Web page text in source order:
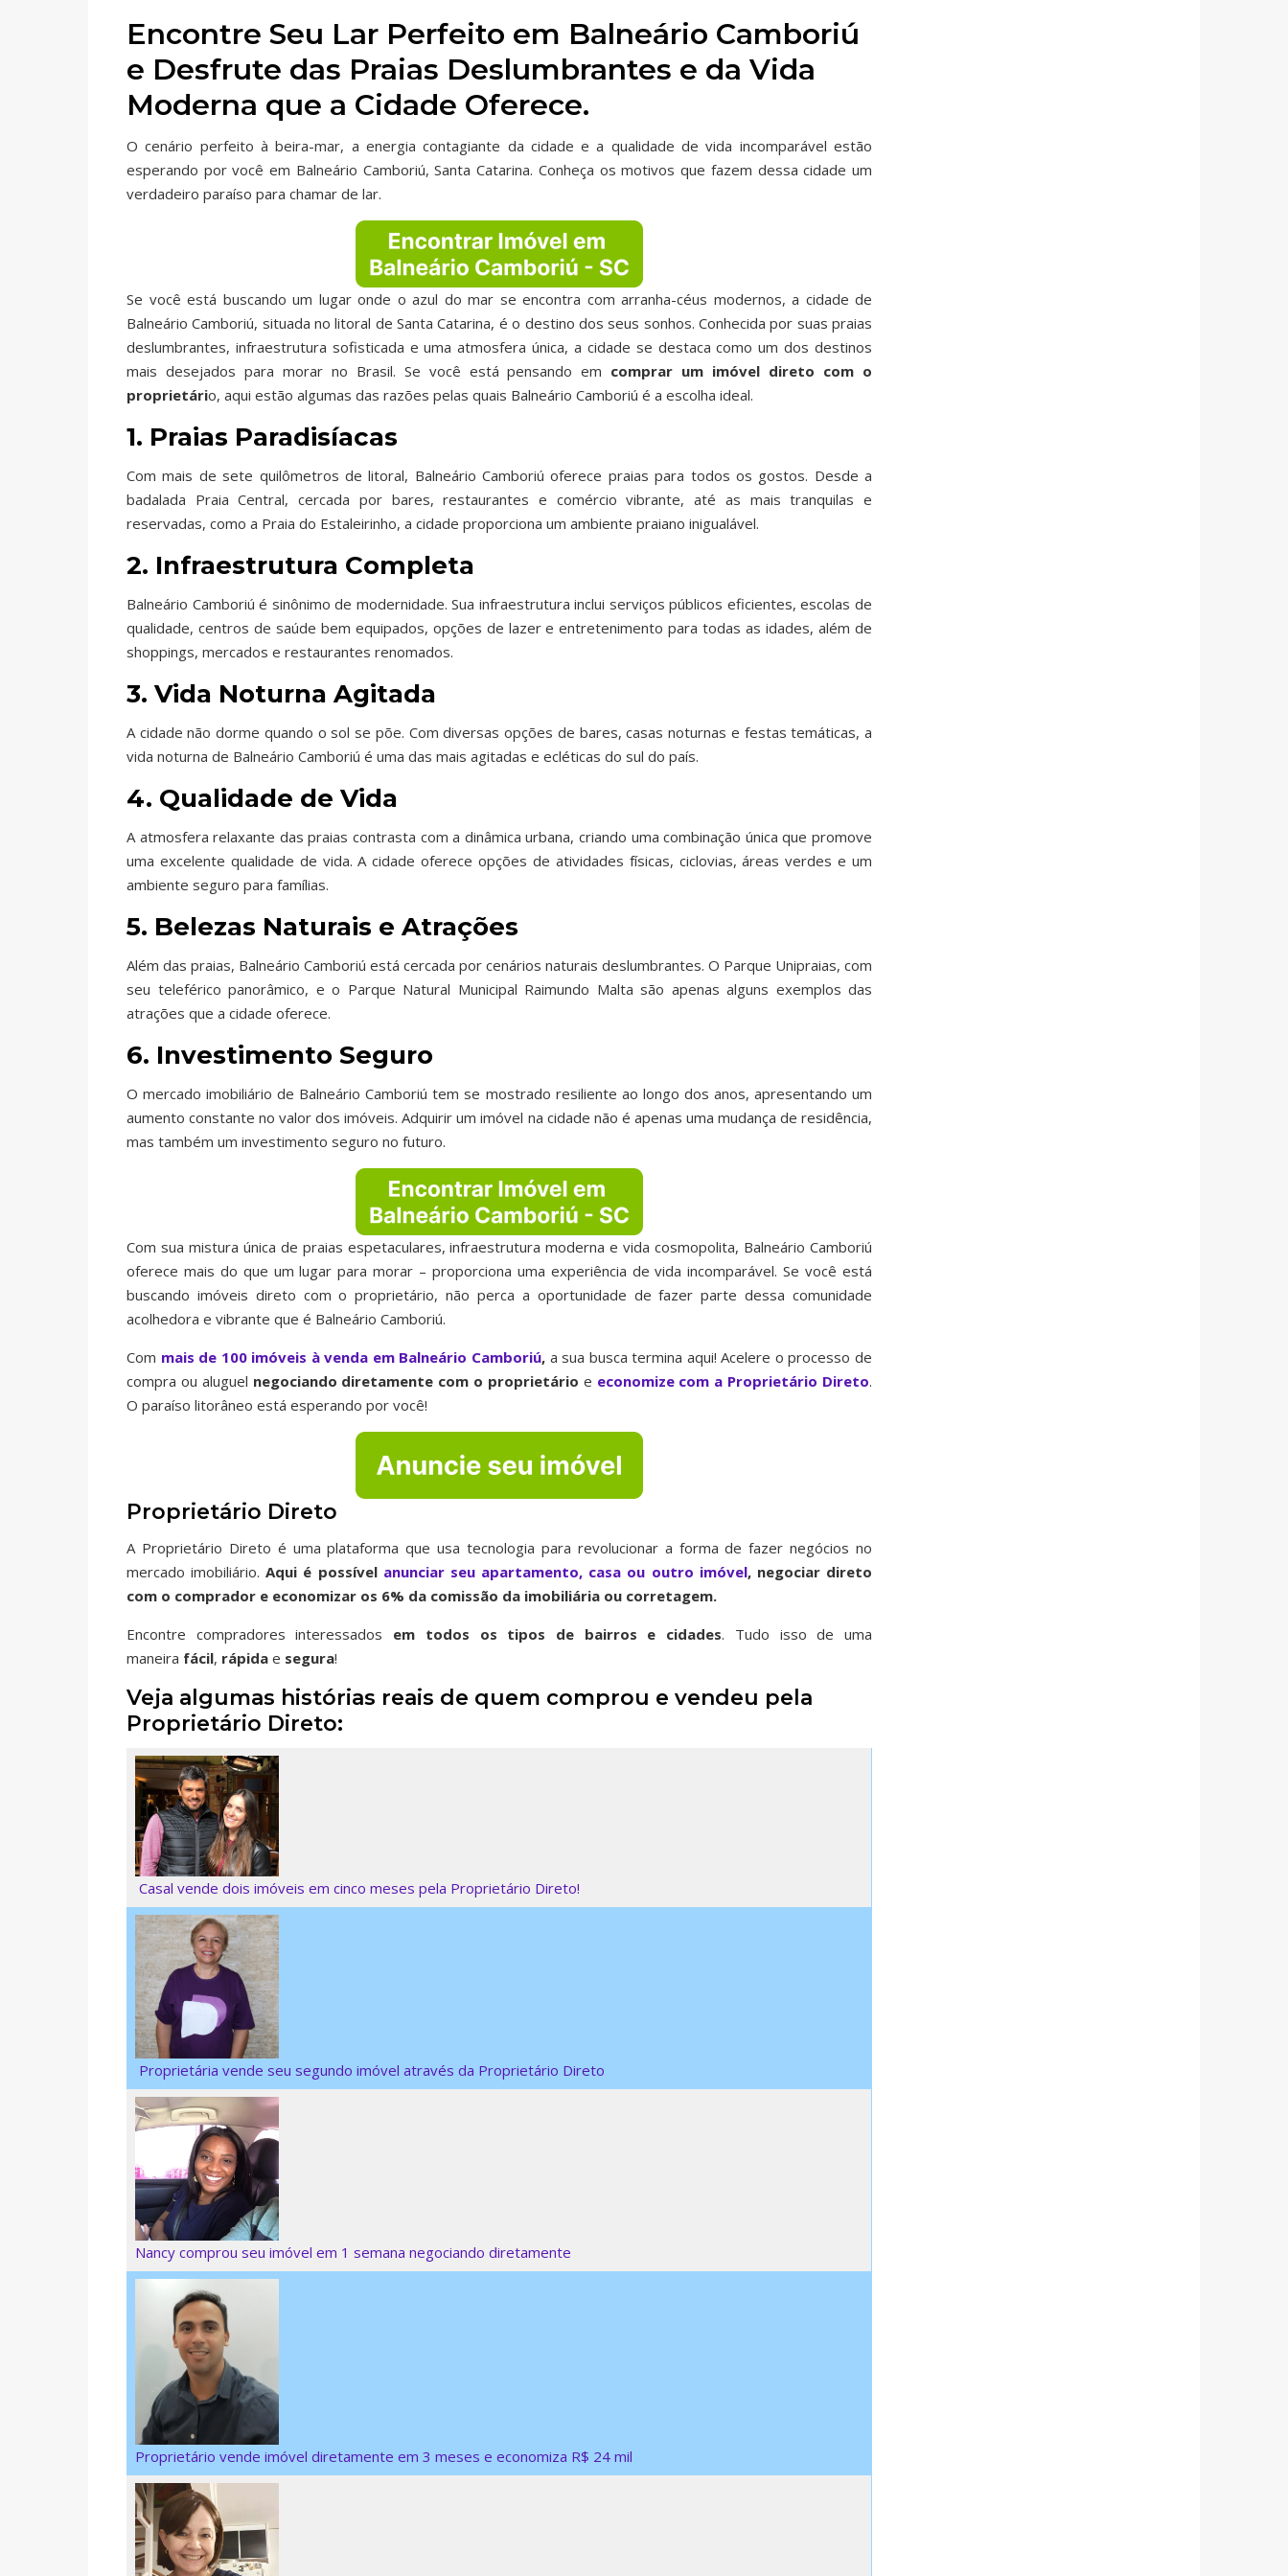
Encontre Seu Lar Perfeito em Balneário Camboriú
e Desfrute das Praias Deslumbrantes e da Vida
Moderna que a Cidade Oferece.
O cenário perfeito à beira-mar, a energia contagiante da cidade e a qualidade de vida incomparável estão
esperando por você em Balneário Camboriú, Santa Catarina. Conheça os motivos que fazem dessa cidade um
verdadeiro paraíso para chamar de lar.
Se você está buscando um lugar onde o azul do mar se encontra com arranha-céus modernos, a cidade de
Balneário Camboriú, situada no litoral de Santa Catarina, é o destino dos seus sonhos. Conhecida por suas praias
deslumbrantes, infraestrutura sofisticada e uma atmosfera única, a cidade se destaca como um dos destinos
mais desejados para morar no Brasil. Se você está pensando em comprar um imóvel direto com o
proprietário, aqui estão algumas das razões pelas quais Balneário Camboriú é a escolha ideal.
1. Praias Paradisíacas
Com mais de sete quilômetros de litoral, Balneário Camboriú oferece praias para todos os gostos. Desde a
badalada Praia Central, cercada por bares, restaurantes e comércio vibrante, até as mais tranquilas e
reservadas, como a Praia do Estaleirinho, a cidade proporciona um ambiente praiano inigualável.
2. Infraestrutura Completa
Balneário Camboriú é sinônimo de modernidade. Sua infraestrutura inclui serviços públicos eficientes, escolas de
qualidade, centros de saúde bem equipados, opções de lazer e entretenimento para todas as idades, além de
shoppings, mercados e restaurantes renomados.
3. Vida Noturna Agitada
A cidade não dorme quando o sol se põe. Com diversas opções de bares, casas noturnas e festas temáticas, a
vida noturna de Balneário Camboriú é uma das mais agitadas e ecléticas do sul do país.
4. Qualidade de Vida
A atmosfera relaxante das praias contrasta com a dinâmica urbana, criando uma combinação única que promove
uma excelente qualidade de vida. A cidade oferece opções de atividades físicas, ciclovias, áreas verdes e um
ambiente seguro para famílias.
5. Belezas Naturais e Atrações
Além das praias, Balneário Camboriú está cercada por cenários naturais deslumbrantes. O Parque Unipraias, com
seu teleférico panorâmico, e o Parque Natural Municipal Raimundo Malta são apenas alguns exemplos das
atrações que a cidade oferece.
6. Investimento Seguro
O mercado imobiliário de Balneário Camboriú tem se mostrado resiliente ao longo dos anos, apresentando um
aumento constante no valor dos imóveis. Adquirir um imóvel na cidade não é apenas uma mudança de residência,
mas também um investimento seguro no futuro.
Com sua mistura única de praias espetaculares, infraestrutura moderna e vida cosmopolita, Balneário Camboriú
oferece mais do que um lugar para morar – proporciona uma experiência de vida incomparável. Se você está
buscando imóveis direto com o proprietário, não perca a oportunidade de fazer parte dessa comunidade
acolhedora e vibrante que é Balneário Camboriú.
Com mais de 100 imóveis à venda em Balneário Camboriú, a sua busca termina aqui! Acelere o processo de
compra ou aluguel negociando diretamente com o proprietário e economize com a Proprietário Direto.
O paraíso litorâneo está esperando por você!
Proprietário Direto
A Proprietário Direto é uma plataforma que usa tecnologia para revolucionar a forma de fazer negócios no
mercado imobiliário.Aqui é possível anunciar seu apartamento, casa ou outro imóvel, negociar direto
com o comprador e economizar os 6% da comissão da imobiliária ou corretagem.
Encontre compradores interessados em todos os tipos de bairros e cidades. Tudo isso de uma
maneira fácil, rápida e segura!
Veja algumas histórias reais de quem comprou e vendeu pela
Proprietário Direto:
Casal vende dois imóveis em cinco meses pela Proprietário Direto!
Proprietária vende seu segundo imóvel através da Proprietário Direto
Nancy comprou seu imóvel em 1 semana negociando diretamente
Proprietário vende imóvel diretamente em 3 meses e economiza R$ 24 mil